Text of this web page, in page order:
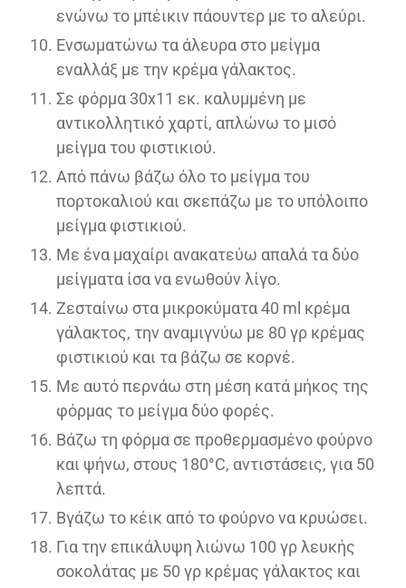
ενώνω το μπέικιν πάουντερ με το αλεύρι.
Ενσωματώνω τα άλευρα στο μείγμα
εναλλάξ με την κρέμα γάλακτος.
Σε φόρμα 30x11 εκ. καλυμμένη με
αντικολλητικό χαρτί, απλώνω το μισό
μείγμα του φιστικιού.
Από πάνω βάζω όλο το μείγμα του
πορτοκαλιού και σκεπάζω με το υπόλοιπο
μείγμα φιστικιού.
Με ένα μαχαίρι ανακατεύω απαλά τα δύο
μείγματα ίσα να ενωθούν λίγο.
Ζεσταίνω στα μικροκύματα 40 ml κρέμα
γάλακτος, την αναμιγνύω με 80 γρ κρέμας
φιστικιού και τα βάζω σε κορνέ.
Με αυτό περνάω στη μέση κατά μήκος της
φόρμας το μείγμα δύο φορές.
Βάζω τη φόρμα σε προθερμασμένο φούρνο
και ψήνω, στους 180°C, αντιστάσεις, για 50
λεπτά.
Βγάζω το κέικ από το φούρνο να κρυώσει.
Για την επικάλυψη λιώνω 100 γρ λευκής
σοκολάτας με 50 γρ κρέμας γάλακτος και